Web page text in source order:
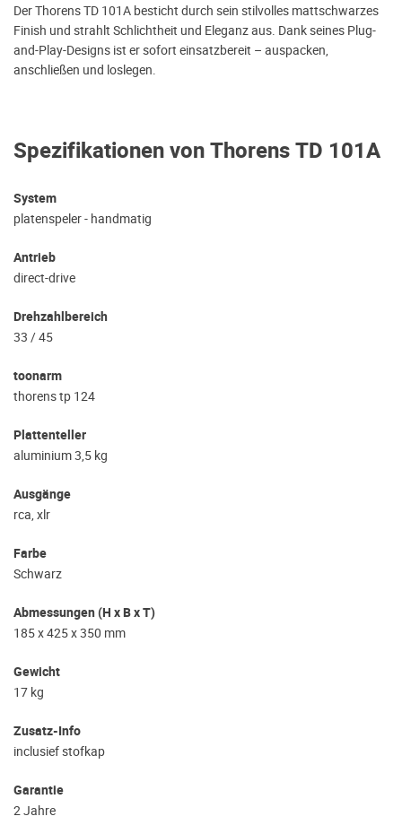
Spezifikationen von Thorens TD 101A
System
platenspeler - handmatig
Antrieb
direct-drive
Drehzahlbereich
33 / 45
toonarm
thorens tp 124
Plattenteller
aluminium 3,5 kg
Ausgänge
rca, xlr
Farbe
Schwarz
Abmessungen (H x B x T)
185 x 425 x 350 mm
Gewicht
17 kg
Zusatz-Info
inclusief stofkap
Garantie
2 Jahre
Der Thorens TD 101A besticht durch sein stilvolles mattschwarzes
Finish und strahlt Schlichtheit und Eleganz aus. Dank seines Plug-
and-Play-Designs ist er sofort einsatzbereit – auspacken,
anschließen und loslegen.